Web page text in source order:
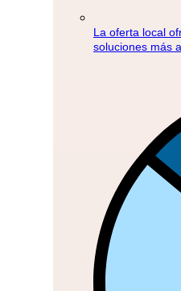
La oferta local
soluciones más